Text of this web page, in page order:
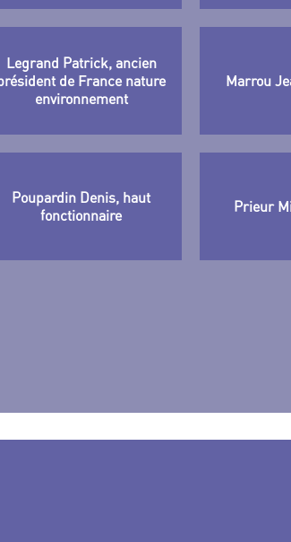
Legrand Patrick, ancien
de France nature
environnement
Marrou
Poupardin Denis, haut
fonctionnaire
Prieur